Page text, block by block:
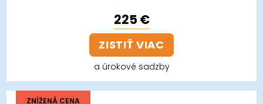
225 €
ZISTIŤ VIAC
a úrokové sadzby
ZNÍŽENÁ CENA